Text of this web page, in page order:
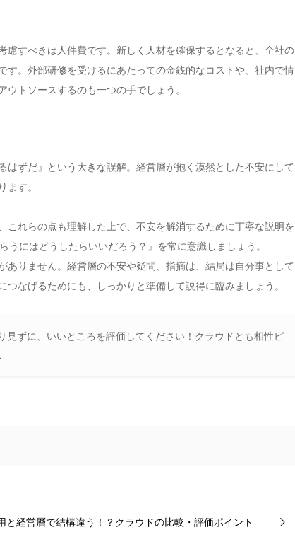
すべきは人件費です。新しく人材を確保するとなると、全社の
。外部研修を受けるにあたっての金銭的なコストや、社内で情
トソースするのも一つの手でしょう。
ずだ』という大きな誤解。経営層が抱く漠然とした不安にして
ます。
れらの点も理解した上で、不安を解消するために丁寧な説明を
にはどうしたらいいだろう？』を常に意識しましょう。
りません。経営層の不安や疑問、指摘は、結局は自分事として
なげるためにも、しっかりと準備して説得に臨みましょう。
ずに、いいところを評価してください！クラウドとも相性ピ
と経営層で結構違う！？クラウドの比較・評価ポイント